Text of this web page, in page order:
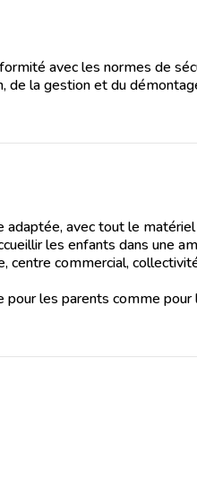
avec les normes de
de la gestion et du
avec tout le
les enfants dans une
centre commercial,
les parents comme pour